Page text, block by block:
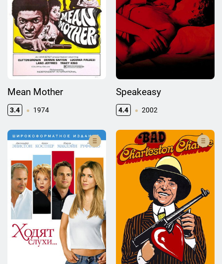
Mean Mother
3.4 1974
Speakeasy
4.4 2002